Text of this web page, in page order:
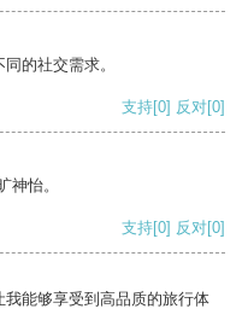
的社交需求。
支持[0] 反对[0]
神怡。
支持[0] 反对[0]
能够享受到高品质的旅行体